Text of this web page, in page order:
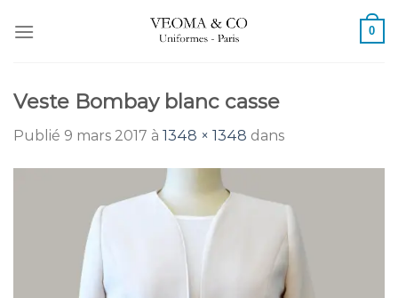
au
0
Veste Bombay blanc casse
Publié 9 mars 2017 à 1348 × 1348 dans